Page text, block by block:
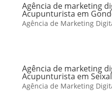
Agência de marketing
Acupunturista em
Agência de Marketing
Agência de marketing
Acupunturista em Seixal
Agência de Marketing